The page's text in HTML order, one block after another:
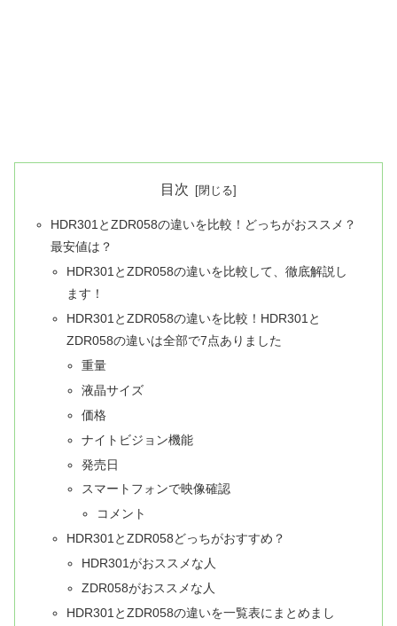
目次
HDR301とZDR058の違いを比較！どっちがおススメ？
最安値は？
HDR301とZDR058の違いを比較して、徹底解説し
ます！
HDR301とZDR058の違いを比較！HDR301と
ZDR058の違いは全部で7点ありました
重量
液晶サイズ
価格
ナイトビジョン機能
発売日
スマートフォンで映像確認
コメント
HDR301とZDR058どっちがおすすめ？
HDR301がおススメな人
ZDR058がおススメな人
HDR301とZDR058の違いを一覧表にまとめまし